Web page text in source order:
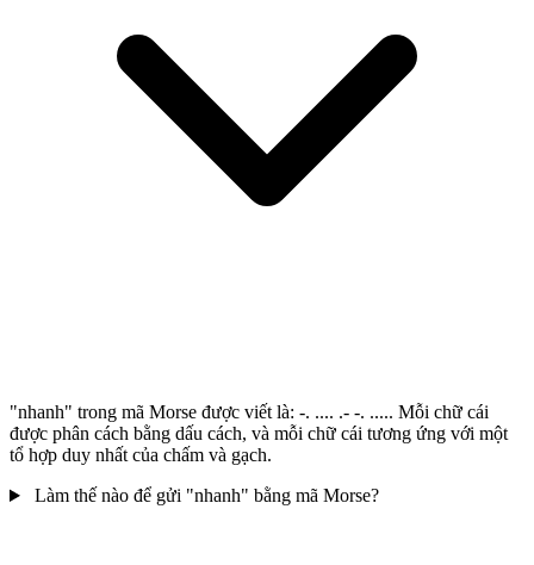
"nhanh" trong mã Morse được viết là: -. .... .- -. ..... Mỗi chữ cái
được phân cách bằng dấu cách, và mỗi chữ cái tương ứng với một
tổ hợp duy nhất của chấm và gạch.
Làm thế nào để gửi "nhanh" bằng mã Morse?